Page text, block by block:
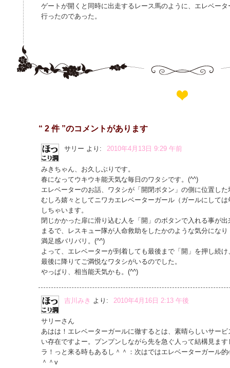
ゲートが開くと同時に出走するレース馬のように、エレベー
行ったのであった。
“ 2 件 ”のコメントがあります
サリー より: 2010年4月13日 9:29 午前
みきちゃん、お久しぶりです。
春になってウキウキ能天気な毎日のワタシです。(^^)
エレベーターのお話、ワタシが「開閉ボタン」の側に位置した
むしろ嬉々としてニワカエレベーターガール（ガールにして
しちゃいます。
閉じかかった扉に滑り込む人を「開」のボタンで入れる事が出
まるで、レスキュー隊が人命救助をしたかのような気分にな
満足感バリバリ。(^^)
よって、エレベーターが到着しても最後まで「開」を押し続
最後に降りてご満悦なワタシがいるのでした。
やっぱり、相当能天気かも。(^^)
吉川みき より: 2010年4月16日 2:13 午後
サリーさん
あはは！エレベーターガールに徹するとは、素晴らしいサー
い存在ですよー。プンプンしながら先を急ぐ人って結構見ま
ラ！っと来る時もあるし＾＾：次はではエレベーターガール
＾＾v